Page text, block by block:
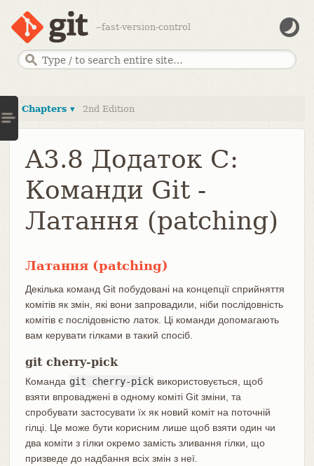
--fast-version-control
Chapters ▾ 2nd Edition
A3.8 Додаток C:
Команди Git -
Латання (patching)
Латання (patching)
Декілька команд Git побудовані на концепції сприйняття
комітів як змін, які вони запровадили, ніби послідовність
комітів є послідовністю латок. Ці команди допомагають
вам керувати гілками в такий спосіб.
git cherry-pick
Команда git cherry-pick використовується, щоб
взяти впроваджені в одному коміті Git зміни, та
спробувати застосувати їх як новий коміт на поточній
гілці. Це може бути корисним лише щоб взяти один чи
два коміти з гілки окремо замість зливання гілки, що
призведе до надбання всіх змін з неї.